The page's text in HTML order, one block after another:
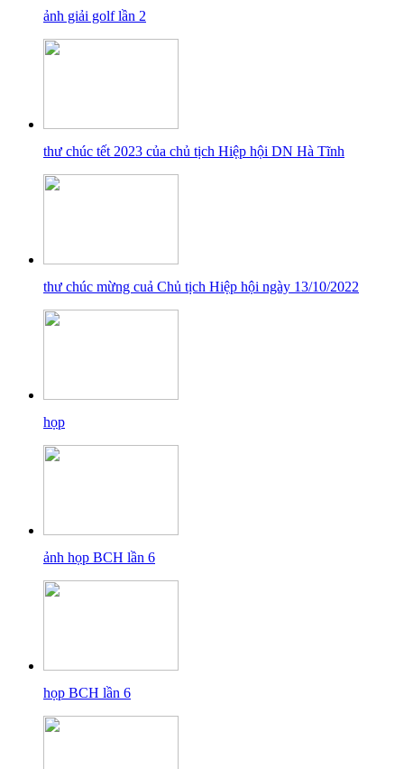
ảnh giải golf lần 2
thư chúc tết 2023 của chủ tịch Hiệp hội DN Hà Tĩnh
thư chúc mừng cuả Chủ tịch Hiệp hội ngày 13/10/2022
họp
ảnh họp BCH lần 6
họp BCH lần 6